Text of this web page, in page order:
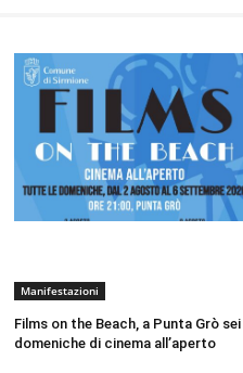
Manifestazioni
Films on the Beach, a Punta Grò sei
domeniche di cinema all’aperto